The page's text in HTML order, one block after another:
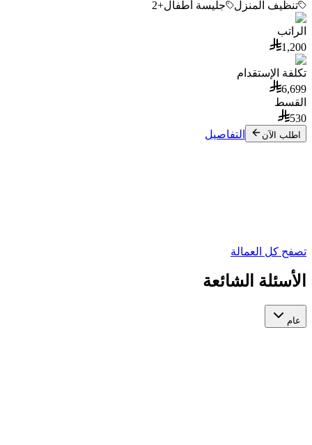
تنظيف المنزل
جليسة أطفال+2
الراتب
1,200
تكلفة الإستقدام
6,699
القسط
530
اطلب الآن التفاصيل
تصفح كل العمالة
الأسئلة الشائعة
عام